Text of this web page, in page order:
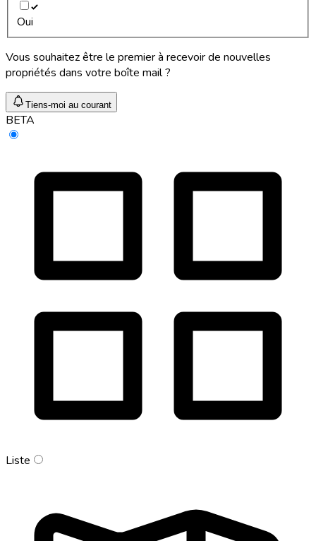
Oui
Vous souhaitez être le premier à recevoir de nouvelles
propriétés dans votre boîte mail ?
Tiens-moi au courant
BETA
Liste